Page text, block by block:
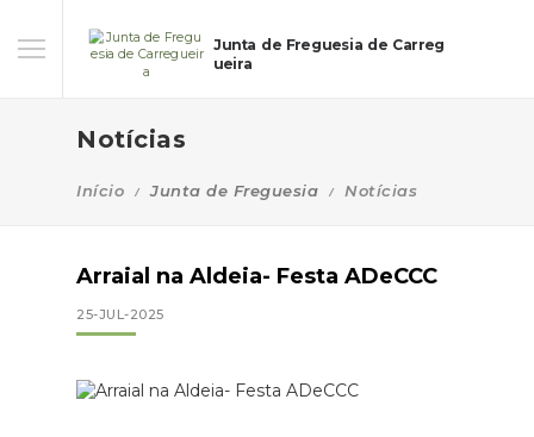
Junta de Freguesia de Carreg
ueira
Notícias
Início Junta de Freguesia Notícias
Arraial na Aldeia- Festa ADeCCC
25-JUL-2025